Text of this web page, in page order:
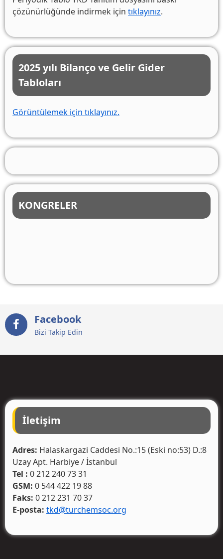
çözünürlüğünde indirmek için tıklayınız.
2025 yılı Bilanço ve Gelir Gider
Tabloları
Görüntülemek için tıklayınız.
KONGRELER
Facebook
Bizi Takip Edin
İletişim
Adres: Halaskargazi Caddesi No.:15 (Eski no:53) D.:8
Uzay Apt. Harbiye / İstanbul
Tel : 0 212 240 73 31
GSM: 0 544 422 19 88
Faks: 0 212 231 70 37
E-posta: tkd@turchemsoc.org